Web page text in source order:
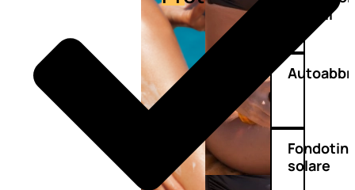
capelli
solare